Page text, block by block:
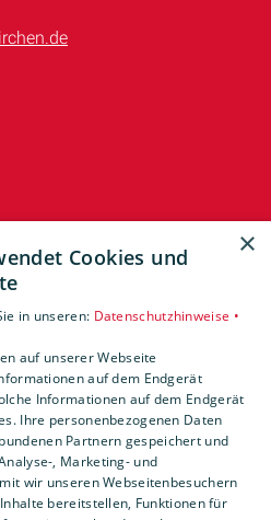
anzuzeigen, benötigen wir
finden Sie in unserer
×
Cookies und
in unseren: Datenschutzhinweise •
auf unserer Webseite
auf dem Endgerät
Informationen auf dem Endgerät
Ihre personenbezogenen Daten
Partnern gespeichert und
, Marketing- und
wir unseren Webseitenbesuchern
bereitstellen, Funktionen für